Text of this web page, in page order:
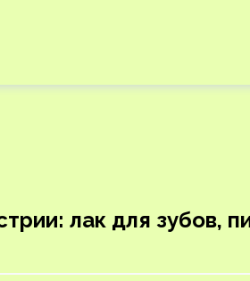
лак для зубов,